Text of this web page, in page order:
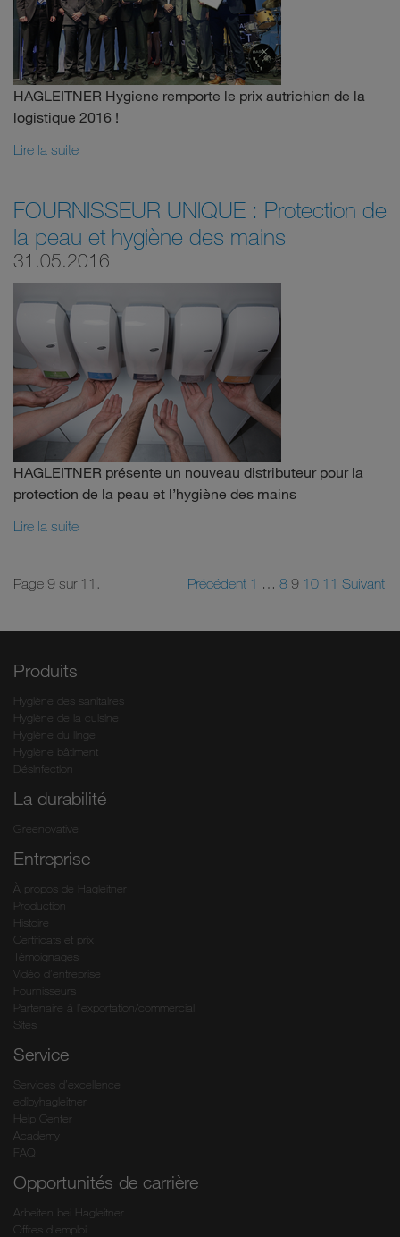
HAGLEITNER Hygiene remporte le prix autrichien de la
logistique 2016 !
Lire la suite
FOURNISSEUR UNIQUE : Protection de
la peau et hygiène des mains
31.05.2016
HAGLEITNER présente un nouveau distributeur pour la
protection de la peau et l’hygiène des mains
Lire la suite
Page 9 sur 11. Précédent 1 … 8 9 10 11 Suivant
Produits
Hygiène des sanitaires
Hygiène de la cuisine
Hygiène du linge
Hygiène bâtiment
Désinfection
La durabilité
Greenovative
Entreprise
À propos de Hagleitner
Production
Histoire
Certificats et prix
Témoignages
Vidéo d’entreprise
Fournisseurs
Partenaire à l’exportation/commercial
Sites
Service
Services d’excellence
edibyhagleitner
Help Center
Academy
FAQ
Opportunités de carrière
Arbeiten bei Hagleitner
Offres d’emploi